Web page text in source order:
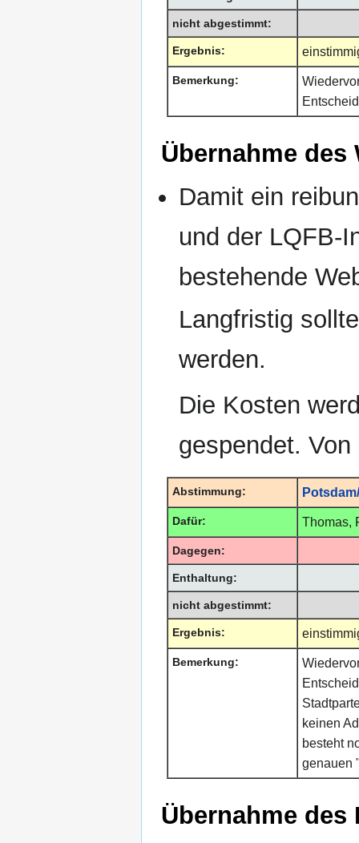
nicht abgestimmt:
Ergebnis:
Bemerkung:
Übernahme des
Damit ein
und der LQFB-
bestehende
Langfristig
werden.
Die Kosten
gespendet.
Abstimmung:
Dafür: Thomas,
Dagegen:
Enthaltung:
nicht abgestimmt:
Ergebnis:
Bemerkung:
keinen
besteht
genauen
Übernahme des